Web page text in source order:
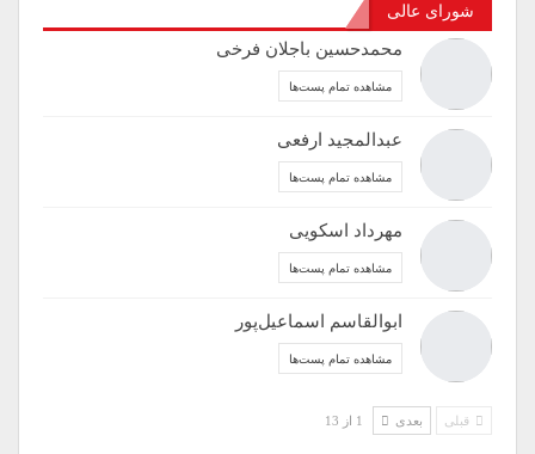
شورای عالی
محمدحسین باجلان فرخی
مشاهده تمام پست‌ها
عبدالمجید ارفعی
مشاهده تمام پست‌ها
مهرداد اسکویی
مشاهده تمام پست‌ها
ابوالقاسم اسماعیل‌پور
مشاهده تمام پست‌ها
قبلی بعدی